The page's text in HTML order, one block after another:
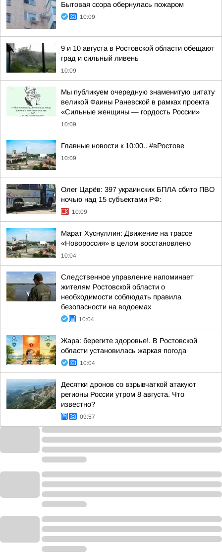
Бытовая ссора обернулась пожаром
10:09
9 и 10 августа в Ростовской области обещают
град и сильный ливень
10:09
Мы публикуем очередную знаменитую цитату
великой Фаины Раневской в рамках проекта
«Сильные женщины — гордость России»
10:09
Главные новости к 10:00.. #вРостове
10:09
Олег Царёв: 397 украинских БПЛА сбито ПВО
ночью над 15 субъектами РФ:
10:09
Марат Хуснуллин: Движение на трассе
«Новороссия» в целом восстановлено
10:04
Следственное управление напоминает
жителям Ростовской области о
необходимости соблюдать правила
безопасности на водоемах
10:04
Жара: берегите здоровье!. В Ростовской
области установилась жаркая погода
10:04
Десятки дронов со взрывчаткой атакуют
регионы России утром 8 августа. Что
известно?
09:57